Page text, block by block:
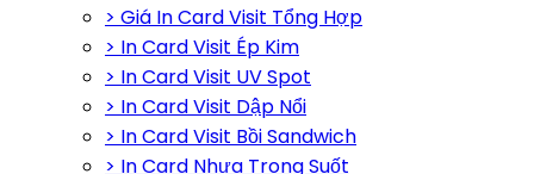
> Giá In Card Visit Tổng Hợp
> In Card Visit Ép Kim
> In Card Visit UV Spot
> In Card Visit Dập Nổi
> In Card Visit Bồi Sandwich
> In Card Nhựa Trong Suốt